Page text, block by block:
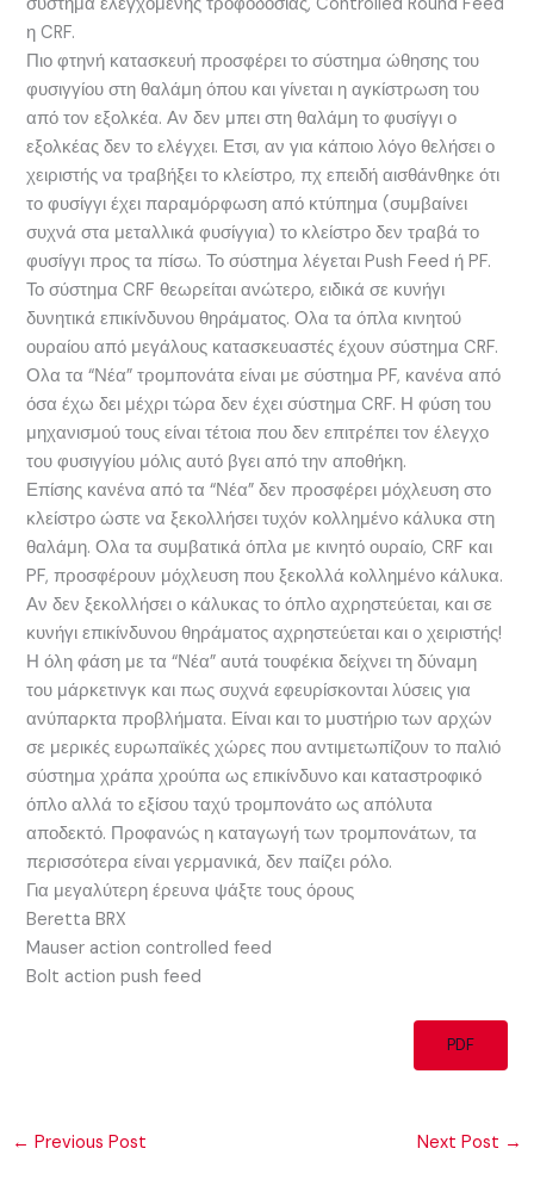
η CRF.
Πιο φτηνή κατασκευή προσφέρει το σύστημα ώθησης του
φυσιγγίου στη θαλάμη όπου και γίνεται η αγκίστρωση του
από τον εξολκέα. Αν δεν μπει στη θαλάμη το φυσίγγι ο
εξολκέας δεν το ελέγχει. Ετσι, αν για κάποιο λόγο θελήσει ο
χειριστής να τραβήξει το κλείστρο, πχ επειδή αισθάνθηκε ότι
το φυσίγγι έχει παραμόρφωση από κτύπημα (συμβαίνει
συχνά στα μεταλλικά φυσίγγια) το κλείστρο δεν τραβά το
φυσίγγι προς τα πίσω. Το σύστημα λέγεται Push Feed ή PF.
Το σύστημα CRF θεωρείται ανώτερο, ειδικά σε κυνήγι
δυνητικά επικίνδυνου θηράματος. Ολα τα όπλα κινητού
ουραίου από μεγάλους κατασκευαστές έχουν σύστημα CRF.
Ολα τα “Νέα” τρομπονάτα είναι με σύστημα PF, κανένα από
όσα έχω δει μέχρι τώρα δεν έχει σύστημα CRF. Η φύση του
μηχανισμού τους είναι τέτοια που δεν επιτρέπει τον έλεγχο
του φυσιγγίου μόλις αυτό βγει από την αποθήκη.
Επίσης κανένα από τα “Νέα” δεν προσφέρει μόχλευση στο
κλείστρο ώστε να ξεκολλήσει τυχόν κολλημένο κάλυκα στη
θαλάμη. Ολα τα συμβατικά όπλα με κινητό ουραίο, CRF και
PF, προσφέρουν μόχλευση που ξεκολλά κολλημένο κάλυκα.
Αν δεν ξεκολλήσει ο κάλυκας το όπλο αχρηστεύεται, και σε
κυνήγι επικίνδυνου θηράματος αχρηστεύεται και ο χειριστής!
Η όλη φάση με τα “Νέα” αυτά τουφέκια δείχνει τη δύναμη
του μάρκετινγκ και πως συχνά εφευρίσκονται λύσεις για
ανύπαρκτα προβλήματα. Είναι και το μυστήριο των αρχών
σε μερικές ευρωπαϊκές χώρες που αντιμετωπίζουν το παλιό
σύστημα χράπα χρούπα ως επικίνδυνο και καταστροφικό
όπλο αλλά το εξίσου ταχύ τρομπονάτο ως απόλυτα
αποδεκτό. Προφανώς η καταγωγή των τρομπονάτων, τα
περισσότερα είναι γερμανικά, δεν παίζει ρόλο.
Για μεγαλύτερη έρευνα ψάξτε τους όρους
Beretta BRX
Mauser action controlled feed
Bolt action push feed
PDF
← Previous Post Next Post →